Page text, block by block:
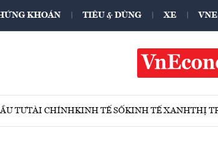
KHOÁN TIÊU & DÙNG XE
TƯTÀI CHÍNHKINH TẾ SỐKINH TẾ XANHTHỊ